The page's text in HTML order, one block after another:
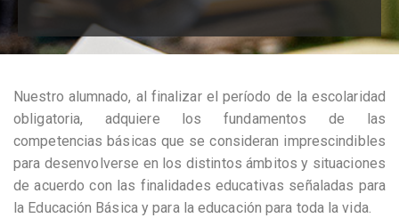
Nuestro alumnado, al finalizar el período de la escolaridad
obligatoria, adquiere los fundamentos de las
competencias básicas que se consideran imprescindibles
para desenvolverse en los distintos ámbitos y situaciones
de acuerdo con las finalidades educativas señaladas para
la Educación Básica y para la educación para toda la vida.